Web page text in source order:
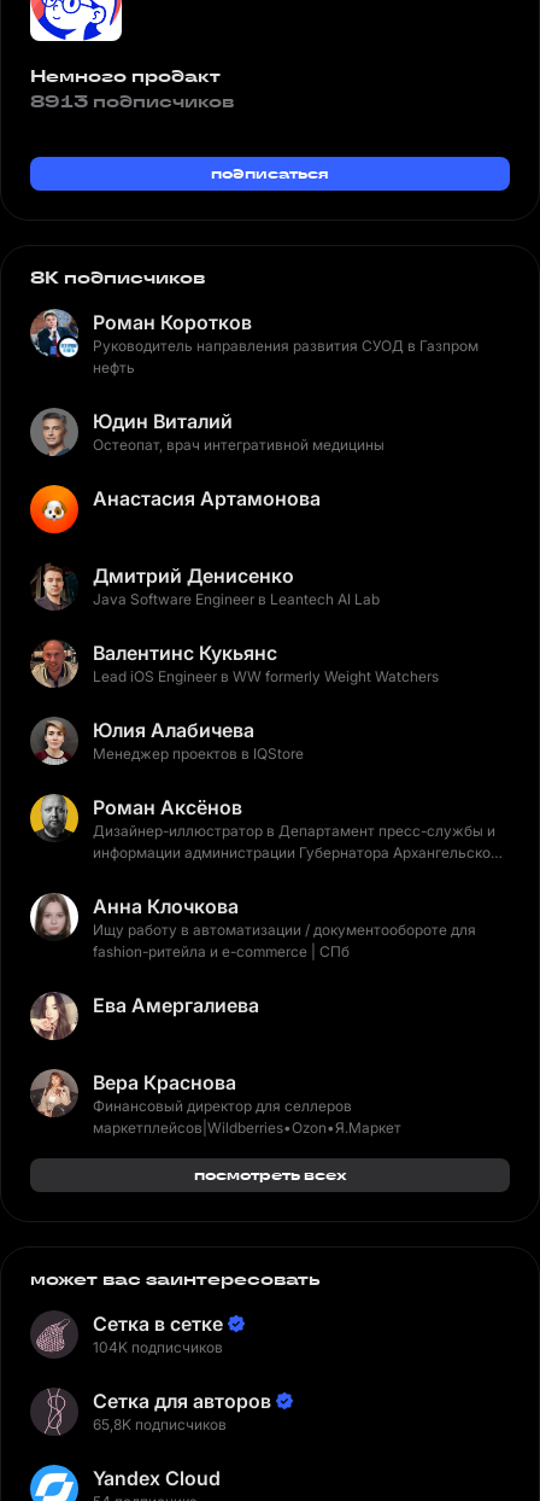
Немного продакт
8913 подписчиков
подписаться
8K подписчиков
Роман Коротков
Руководитель направления развития СУОД в Газпром
нефть
Юдин Виталий
Остеопат, врач интегративной медицины
Анастасия Артамонова
Дмитрий Денисенко
Java Software Engineer в Leantech AI Lab
Валентинс Кукьянс
Lead iOS Engineer в WW formerly Weight Watchers
Юлия Алабичева
Менеджер проектов в IQStore
Роман Аксёнов
Дизайнер-иллюстратор в Департамент пресс-службы и
информации администрации Губернатора Архангельской
Анна Клочкова
Ищу работу в автоматизации / документообороте для
fashion-ритейла и e-commerce | СПб
Ева Амергалиева
Вера Краснова
Финансовый директор для селлеров
маркетплейсов|Wildberries•Ozon•Я.Маркет
посмотреть всех
может вас заинтересовать
Сетка в сетке
104K подписчиков
Сетка для авторов
65,8K подписчиков
Yandex Cloud